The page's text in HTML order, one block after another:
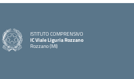
ISTITUTO COMPRENSIVO
IC Viale Liguria Rozzano
Rozzano (MI)